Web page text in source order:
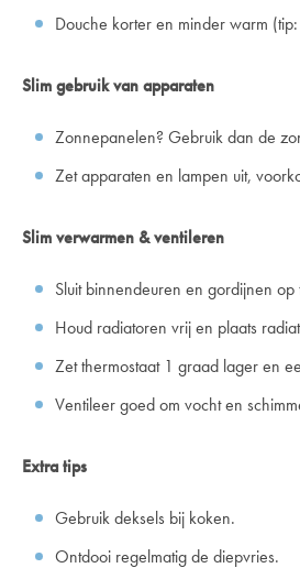
Douche korter en minder warm
Slim gebruik van apparaten
Zonnepanelen? Gebruik dan de
Zet apparaten en lampen uit,
Slim verwarmen & ventileren
Sluit binnendeuren en gordijnen op
Houd radiatoren vrij en plaats
Zet thermostaat 1 graad lager en
Ventileer goed om vocht en
Extra tips
Gebruik deksels bij koken.
Ontdooi regelmatig de diepvries.